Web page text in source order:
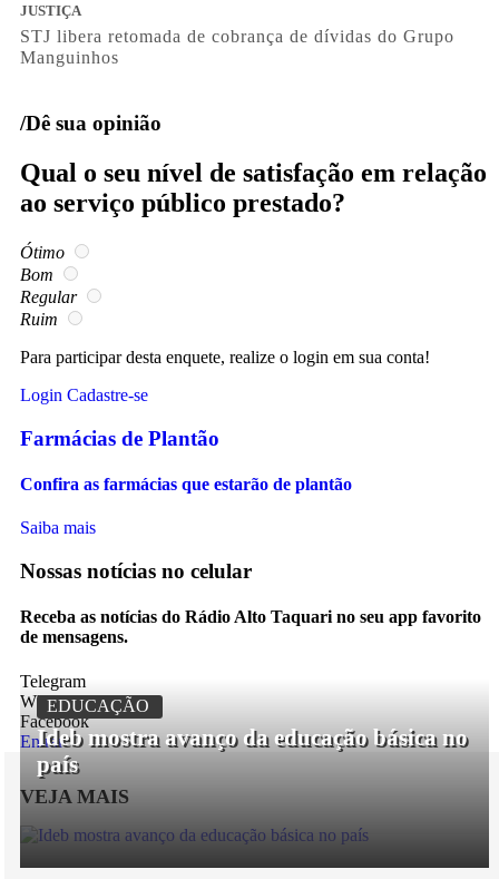
JUSTIÇA
STJ libera retomada de cobrança de dívidas do Grupo
Manguinhos
/Dê sua opinião
Qual o seu nível de satisfação em relação
ao serviço público prestado?
Ótimo
Bom
Regular
Ruim
Para participar desta enquete, realize o login em sua conta!
Login Cadastre-se
Farmácias de Plantão
Confira as farmácias que estarão de plantão
Saiba mais
Nossas notícias no celular
Receba as notícias do Rádio Alto Taquari no seu app favorito
de mensagens.
Telegram
Whatsapp
Facebook
Entrar
VEJA MAIS
EDUCAÇÃO
Ideb mostra avanço da educação básica no
país